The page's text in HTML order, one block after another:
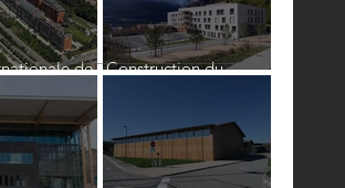
de
Construction du